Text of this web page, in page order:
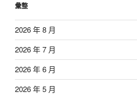
彙整
2026 年 8 月
2026 年 7 月
2026 年 6 月
2026 年 5 月